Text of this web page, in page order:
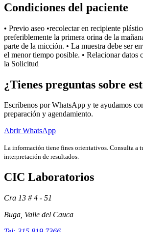
Exámenes
Condiciones del paciente
• Previo aseo •recolectar en recipiente
preferiblemente la primera orina de la
parte de la micción. • La muestra debe ser
el menor tiempo posible. • Relacionar datos
la Solicitud
¿Tienes preguntas sobre
Escríbenos por WhatsApp y te ayudamos
preparación y agendamiento.
Abrir WhatsApp
La información tiene fines orientativos. Consulta a
interpretación de resultados.
CIC Laboratorios
Cra 13 # 4 - 51
Buga, Valle del Cauca